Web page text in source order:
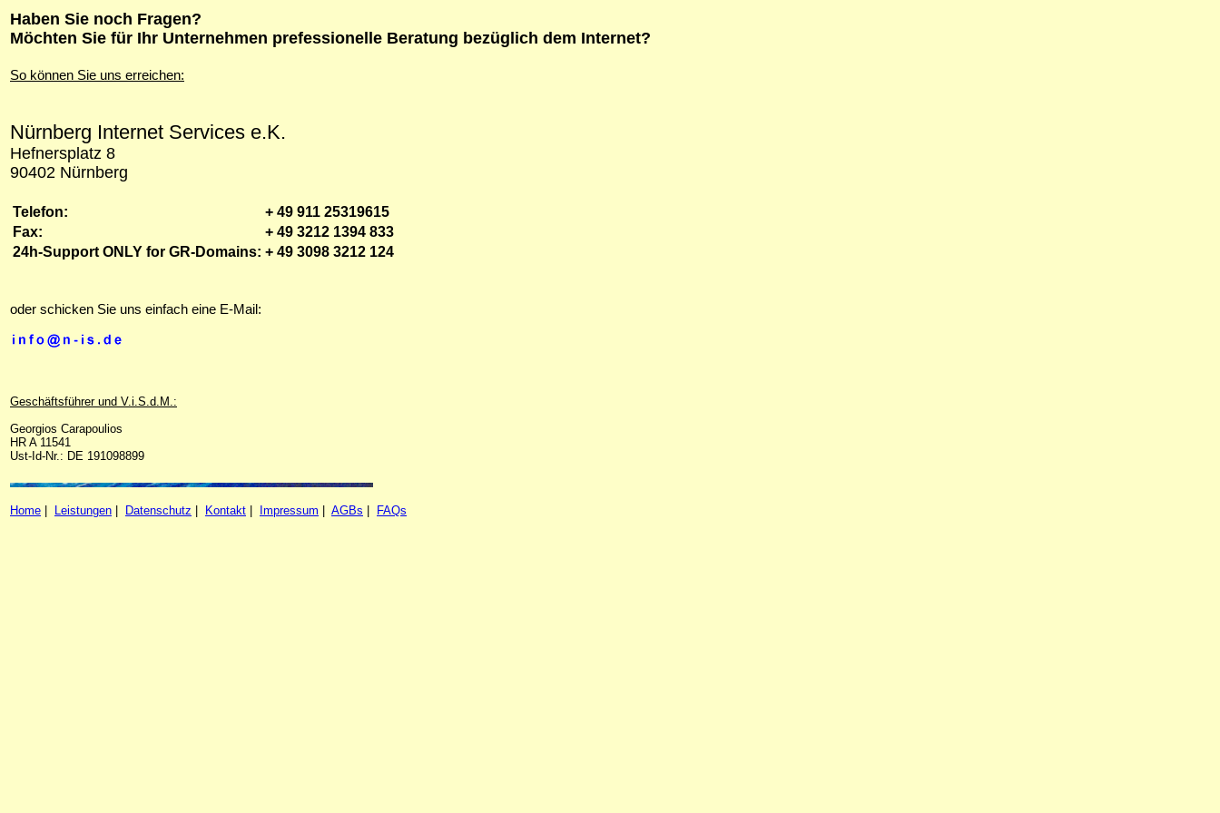
Haben Sie noch Fragen?
Möchten Sie für Ihr Unternehmen prefessionelle Beratung bezüglich dem Internet?
So können Sie uns erreichen:
Nürnberg Internet Services e.K.
Hefnersplatz 8
90402 Nürnberg
Telefon:
+ 49 911 25319615
Fax:
+ 49 3212 1394 833
24h-Support ONLY for GR-Domains: + 49 3098 3212 124
oder schicken Sie uns einfach eine E-Mail:
Geschäftsführer und V.i.S.d.M.:
Georgios Carapoulios
HR A 11541
Ust-Id-Nr.: DE 191098899
Home Leistungen Datenschutz Kontakt Impressum AGBs FAQs